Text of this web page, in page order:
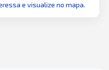
e visualize no mapa.